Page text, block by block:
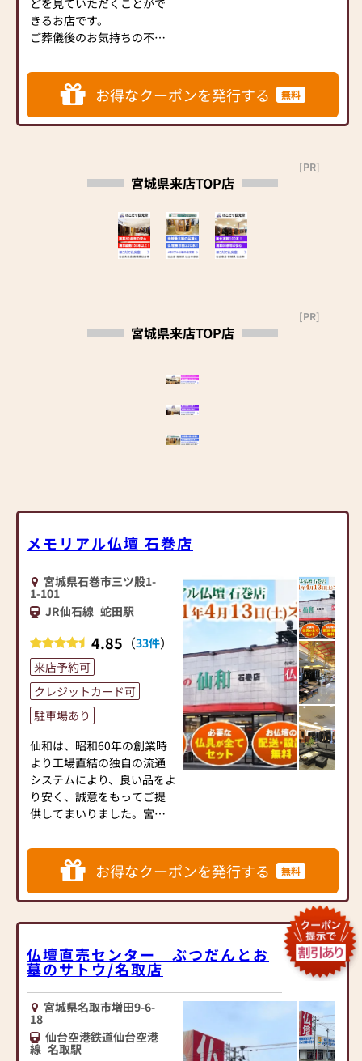
ます
■店内に消毒液を常備しま
す
設置します
■定期的に店内消毒を実施
します
アルコール消毒をお願いし
きます。
◆アフターケアもお任せく
ご購入後お困りのことがご
ざいましたら何なりとお申
し付けください。
お仏壇ご成約のお客様は宮
るほこだて仏光堂は仏事全
お仏壇の品質と価格に自信
心よりお待ち申し上げてお
■従業員はマスクを着用し
ます
■従業員は手洗い・うが
い、出社前の検温を実施し
ます
す
■店内に飛沫防止パネルを
設置します
■定期的に店内消毒を実施
します
■定期的に換気を実施しま
す
■お客様ご来店時に検温と
アルコール消毒をお願いし
ています
どを見ていただくことがで
きるお店です。
ご葬儀後のお気持ちの不安
ようにしております。小さな
店舗ですので、より良い商品
をご提案し続けて飽きのこ
ない様に努めております。
すいとお客様から好評をい
ただいております。「石巻大
ありますが、せひお気軽に
ご来店ください。
お得なクーポンを発行する 無料
宮城県来店TOP店
[PR]
宮城県来店TOP店
[PR]
メモリアル仏壇 石巻店
宮城県石巻市三ツ股1-
1-101
JR仙石線 蛇田駅
4.85 （33件）
来店予約可
クレジットカード可
駐車場あり
仙和は、昭和60年の創業時
より工場直結の独自の流通
システムにより、良い品をよ
り安く、誠意をもってご提
供してまいりました。宮城
２店舗のネットワーク展開
をしております。（2018年
現在）
様との確かな信頼関係を大
切に、お客様の立場に立っ
た徹底したサービスを目指
しております。地域に密着し
た専門店として、高品質の商
品を量販体制で、しかも心の
こもったきめ細やかなサー
お得なクーポンを発行する 無料
仏壇直売センター ぶつだんとお
墓のサトウ/名取店
宮城県名取市増田9-6-
18
仙台空港鉄道仙台空港
線 名取駅